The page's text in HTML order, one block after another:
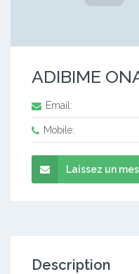
ADIBIME
Email:
Mobile:
Laissez un
Description